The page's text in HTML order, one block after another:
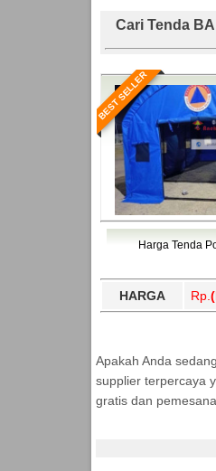
Cari Tenda
BEST SELLER
Harga Tenda
HARGA Rp.
Apakah Anda
supplier terpercaya
gratis dan